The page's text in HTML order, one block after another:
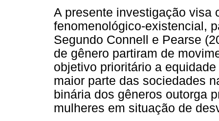
A presente investigação visa
fenomenológico-existencial,
Segundo Connell e Pearse
de gênero partiram de
objetivo prioritário a
maior parte das sociedades
binária dos gêneros outorga
mulheres em situação de